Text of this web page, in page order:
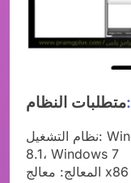
متطلبات النظام:
نظام التشغيل: Windows 11، Windows 10، Windows
8.1، Windows 7
المعالج: معالج x86 أو x64 بت بسرعة 1 جيجاهرتز أو